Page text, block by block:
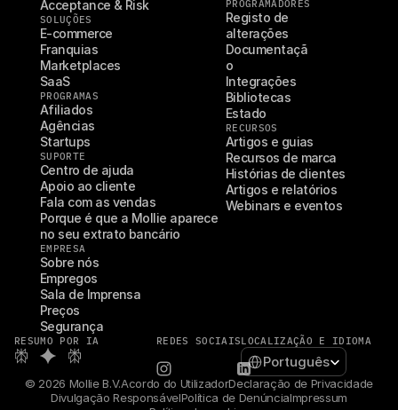
Acceptance & Risk
SOLUÇÕES
E-commerce
Franquias
Marketplaces
SaaS
PROGRAMAS
Afiliados
Agências
Startups
SUPORTE
Centro de ajuda
Apoio ao cliente
Fala com as vendas
Porque é que a Mollie aparece
no seu extrato bancário
EMPRESA
Sobre nós
Empregos
Sala de Imprensa
Preços
Segurança
PROGRAMADORES
Registo de
alterações
Documentaçã
o
Integrações
Bibliotecas
Estado
RECURSOS
Artigos e guias
Recursos de marca
Histórias de clientes
Artigos e relatórios
Webinars e eventos
RESUMO POR IA REDES SOCIAISLOCALIZAÇÃO E IDIOMA
Select Language
Português
© 2026 Mollie B.V.Acordo do UtilizadorDeclaração de Privacidade
Divulgação ResponsávelPolítica de DenúnciaImpressum